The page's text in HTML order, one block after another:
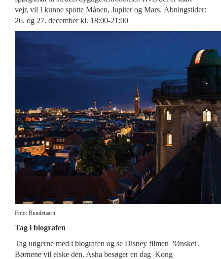
vejr, vil I kunne spotte Månen, Jupiter og Mars. Åbningstider:
26. og 27. december kl. 18:00-21:00
Foto: Rundetaarn
Tag i biografen
Tag ungerne med i biografen og se Disney filmen 'Ønsket'.
Børnene vil elske den. Asha besøger en dag Kong